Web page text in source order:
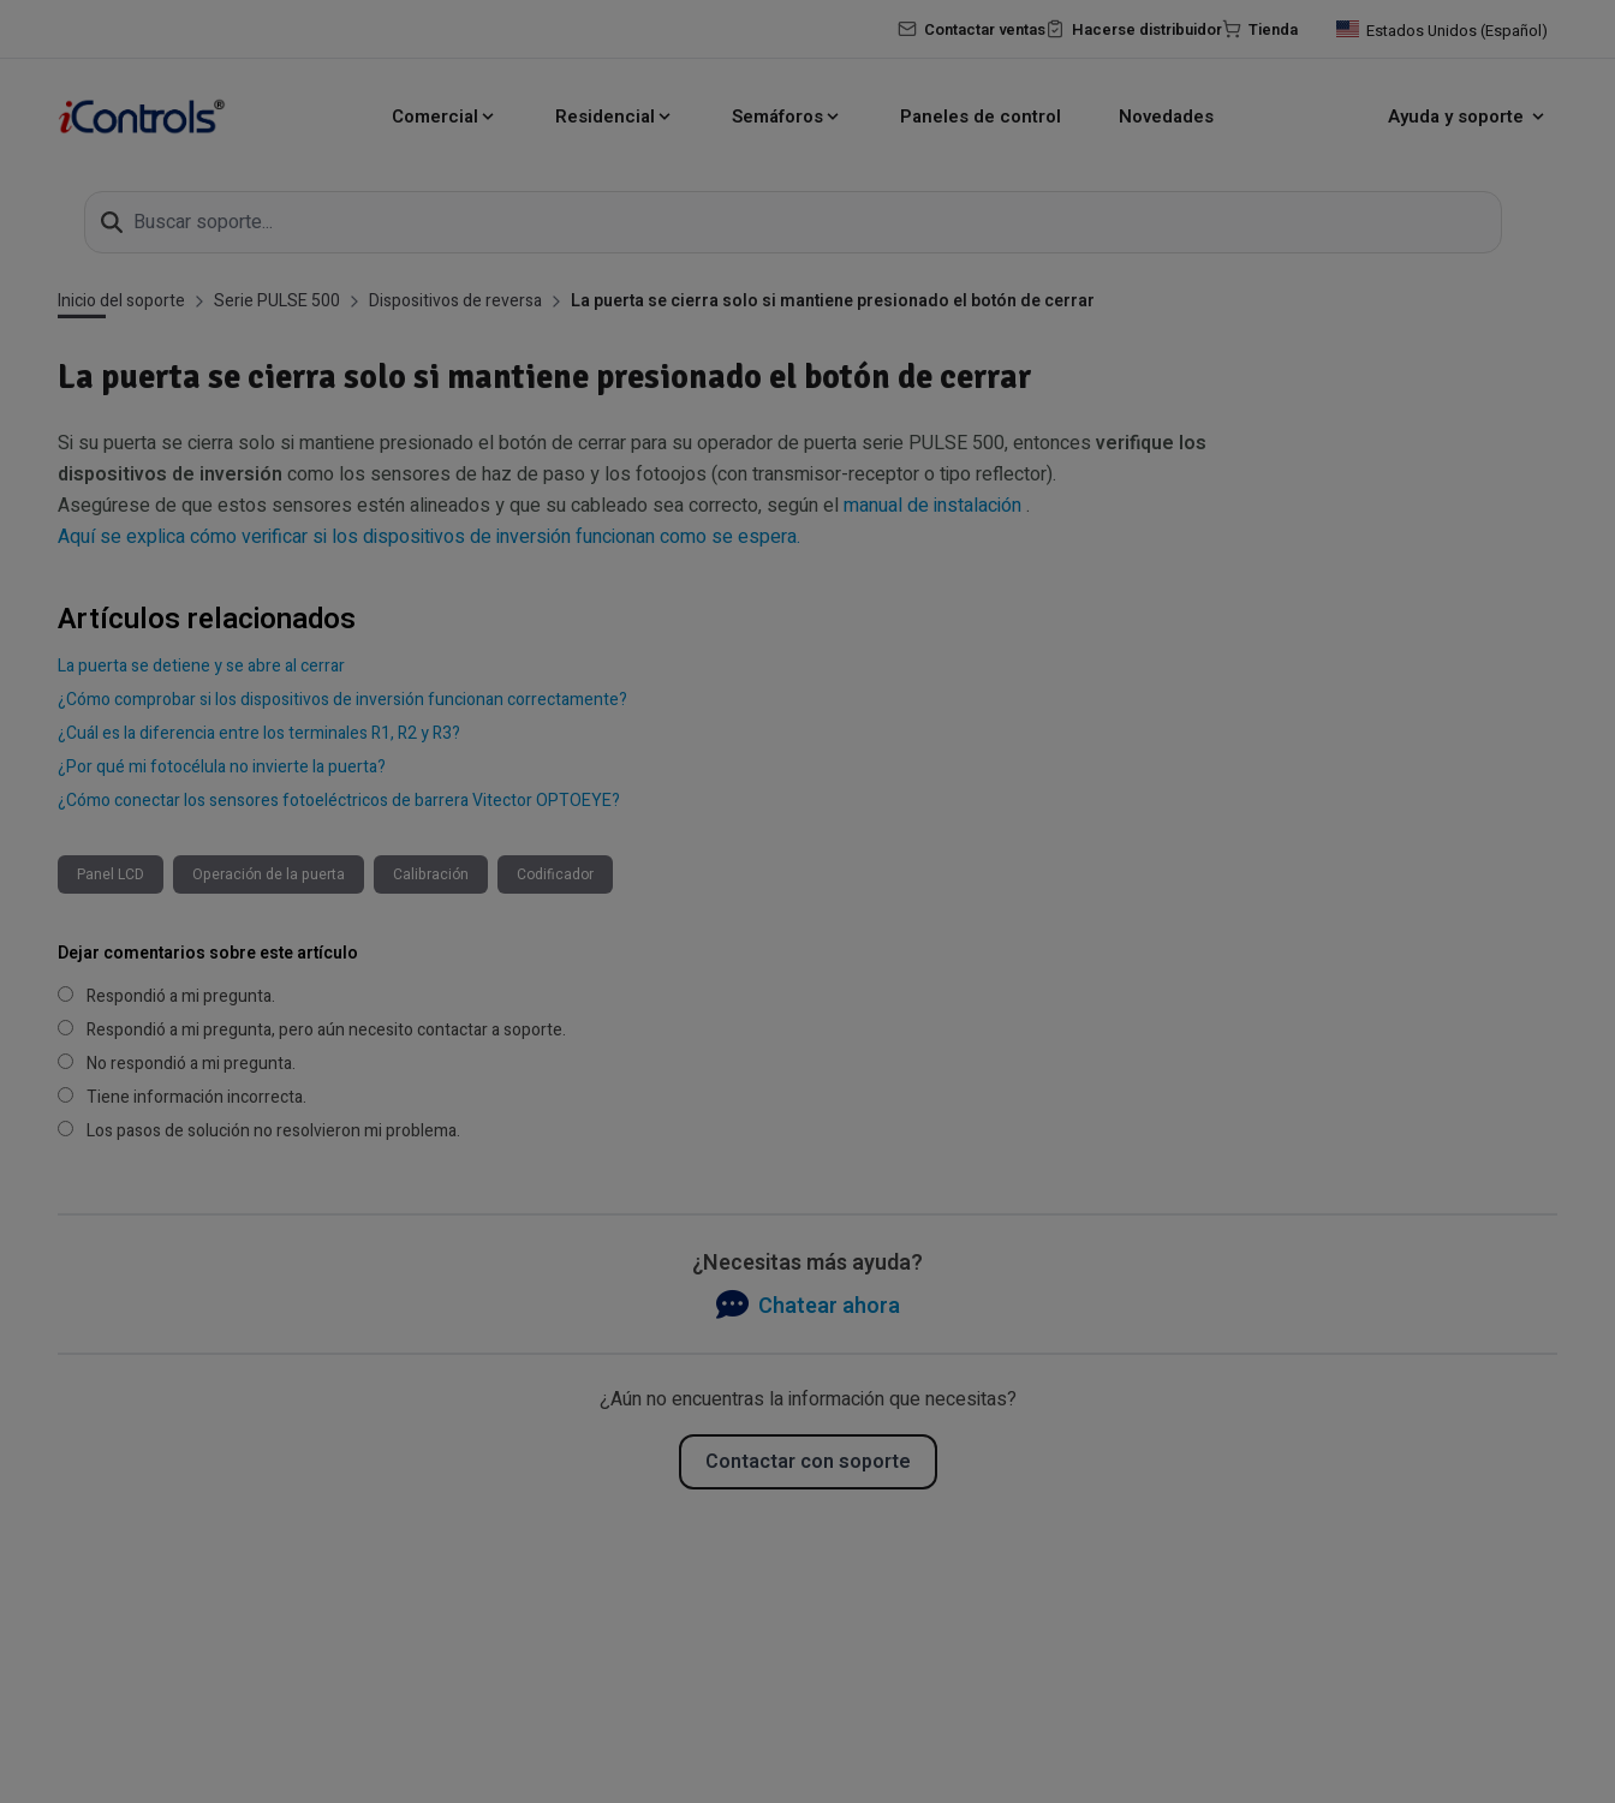
Contactar ventas Hacerse distribuidor Tienda Estados Unidos (Español)
Comercial Residencial Semáforos Paneles de control Novedades Ayuda y soporte
Inicio del soporte Serie PULSE 500 Dispositivos de reversa La puerta se cierra solo si mantiene presionado el botón de cerrar
La puerta se cierra solo si mantiene presionado el botón de cerrar
Si su puerta se cierra solo si mantiene presionado el botón de cerrar para su operador de puerta serie PULSE 500, entonces verifique los
dispositivos de inversión como los sensores de haz de paso y los fotoojos (con transmisor-receptor o tipo reflector).
Asegúrese de que estos sensores estén alineados y que su cableado sea correcto, según el manual de instalación .
Aquí se explica cómo verificar si los dispositivos de inversión funcionan como se espera.
Artículos relacionados
La puerta se detiene y se abre al cerrar
¿Cómo comprobar si los dispositivos de inversión funcionan correctamente?
¿Cuál es la diferencia entre los terminales R1, R2 y R3?
¿Por qué mi fotocélula no invierte la puerta?
¿Cómo conectar los sensores fotoeléctricos de barrera Vitector OPTOEYE?
Panel LCD Operación de la puerta Calibración Codificador
Dejar comentarios sobre este artículo
Respondió a mi pregunta.
Respondió a mi pregunta, pero aún necesito contactar a soporte.
No respondió a mi pregunta.
Tiene información incorrecta.
Los pasos de solución no resolvieron mi problema.
¿Necesitas más ayuda?
Chatear ahora
¿Aún no encuentras la información que necesitas?
Contactar con soporte